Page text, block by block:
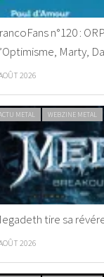
n°120 :
Marty,
2026
METAL WEBZINE METAL
tire sa
2026